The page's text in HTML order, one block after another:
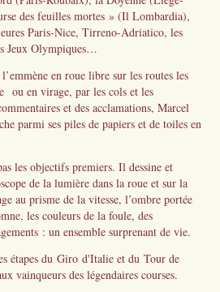
des feuilles mortes » (Il Lombardia),
Paris-Nice, Tirreno-Adriatico, les
Jeux Olympiques…
en roue libre sur les routes les
ou en virage, par les cols et les
et des acclamations, Marcel
parmi ses piles de papiers et de toiles en
les objectifs premiers. Il dessine et
de la lumière dans la roue et sur la
au prisme de la vitesse, l’ombre portée
les couleurs de la foule, des
: un ensemble surprenant de vie.
étapes du Giro d'Italie et du Tour de
vainqueurs des légendaires courses.